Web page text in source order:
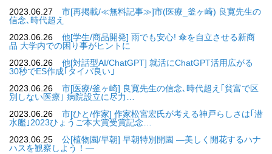
2023.06.27
市[再掲載/≪無料記事≫]市(医療_釜ヶ崎) 良寛先生の
信念､時代超え
2023.06.26
他[学生/商品開発] 雨でも安心! 傘を自立させる新商
品 大学内での困り事がヒントに
2023.06.26
他[対話型AI/ChatGPT] 就活にChatGPT活用広がる
30秒でES作成｢タイパ良い｣
2023.06.26
市[医療/釜ヶ崎] 良寛先生の信念､時代超え｢貧富で区
別しない医療｣ 病院設立に尽力…
2023.06.26
市[ひと/作家] 作家松宮宏氏が考える神戸らしさは｢潜
水艦｣2023ひょうご本大賞受賞記念…
2023.06.25
公[植物園/早朝] 早朝特別開園 ―美しく開花するハナ
ハスを観察しよう！―